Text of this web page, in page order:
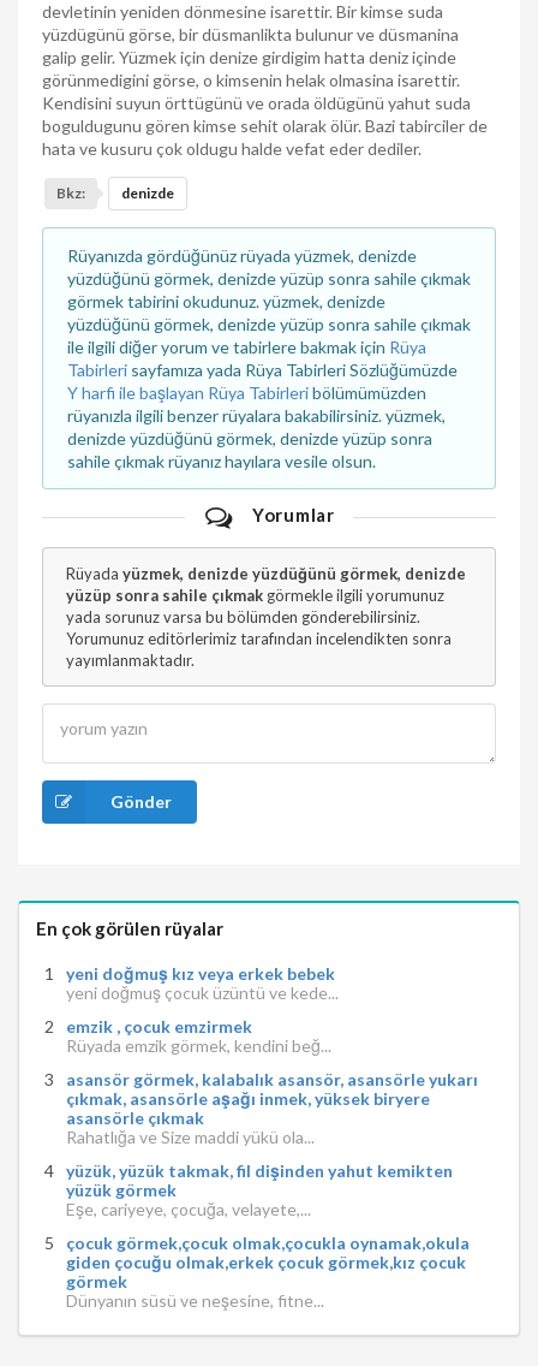
devletinin yeniden dönmesine isarettir. Bir kimse suda
yüzdügünü görse, bir düsmanlikta bulunur ve düsmanina
galip gelir. Yüzmek için denize girdigim hatta deniz içinde
görünmedigini görse, o kimsenin helak olmasina isarettir.
Kendisini suyun örttügünü ve orada öldügünü yahut suda
boguldugunu gören kimse sehit olarak ölür. Bazi tabirciler de
hata ve kusuru çok oldugu halde vefat eder dediler.
Bkz: denizde
Rüyanızda gördüğünüz rüyada yüzmek, denizde
yüzdüğünü görmek, denizde yüzüp sonra sahile çıkmak
görmek tabirini okudunuz. yüzmek, denizde
yüzdüğünü görmek, denizde yüzüp sonra sahile çıkmak
ile ilgili diğer yorum ve tabirlere bakmak için Rüya
Tabirleri sayfamıza yada Rüya Tabirleri Sözlüğümüzde
Y harfi ile başlayan Rüya Tabirleribölümümüzden
rüyanızla ilgili benzer rüyalara bakabilirsiniz. yüzmek,
denizde yüzdüğünü görmek, denizde yüzüp sonra
sahile çıkmak rüyanız hayılara vesile olsun.
Yorumlar
Rüyada yüzmek, denizde yüzdüğünü görmek, denizde
yüzüp sonra sahile çıkmakgörmekle ilgili yorumunuz
yada sorunuz varsa bu bölümden gönderebilirsiniz.
Yorumunuz editörlerimiz tarafından incelendikten sonra
yayımlanmaktadır.
Gönder
En çok görülen rüyalar
yeni doğmuş kız veya erkek bebek
yeni doğmuş çocuk üzüntü ve kede...
emzik , çocuk emzirmek
Rüyada emzik görmek, kendini beğ...
asansör görmek, kalabalık asansör, asansörle yukarı
çıkmak, asansörle aşağı inmek, yüksek biryere
asansörle çıkmak
Rahatlığa ve Size maddi yükü ola...
yüzük, yüzük takmak, fil dişinden yahut kemikten
yüzük görmek
Eşe, cariyeye, çocuğa, velayete,...
çocuk görmek,çocuk olmak,çocukla oynamak,okula
giden çocuğu olmak,erkek çocuk görmek,kız çocuk
görmek
Dünyanın süsü ve neşesine, fitne...